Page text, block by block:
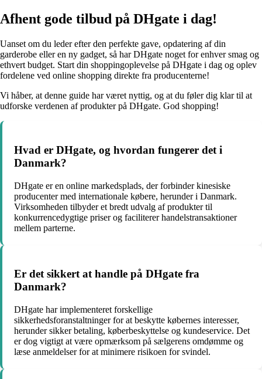
Afhent gode tilbud på DHgate i dag!
Uanset om du leder efter den perfekte gave, opdatering af din
garderobe eller en ny gadget, så har DHgate noget for enhver smag og
ethvert budget. Start din shoppingoplevelse på DHgate i dag og oplev
fordelene ved online shopping direkte fra producenterne!
Vi håber, at denne guide har været nyttig, og at du føler dig klar til at
udforske verdenen af produkter på DHgate. God shopping!
Hvad er DHgate, og hvordan fungerer det i
Danmark?
DHgate er en online markedsplads, der forbinder kinesiske
producenter med internationale købere, herunder i Danmark.
Virksomheden tilbyder et bredt udvalg af produkter til
konkurrencedygtige priser og faciliterer handelstransaktioner
mellem parterne.
Er det sikkert at handle på DHgate fra
Danmark?
DHgate har implementeret forskellige
sikkerhedsforanstaltninger for at beskytte købernes interesser,
herunder sikker betaling, køberbeskyttelse og kundeservice. Det
er dog vigtigt at være opmærksom på sælgerens omdømme og
læse anmeldelser for at minimere risikoen for svindel.